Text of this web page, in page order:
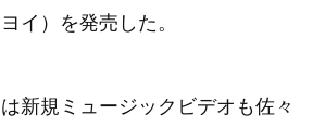
イ）を発売した。
新規ミュージックビデオも佐々